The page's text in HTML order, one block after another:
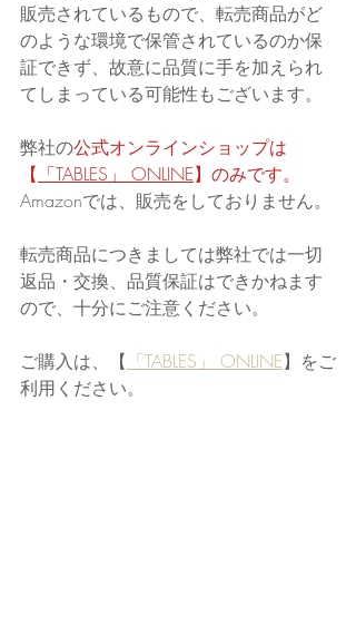
販売されているもので、転売商品がど
のような環境で保管されているのか保
証できず、故意に品質に手を加えられ
てしまっている可能性もございます。
弊社の公式オンラインショップは
【 「TABLES」 ONLINE】のみです。
Amazonでは、販売をしておりません。
転売商品につきましては弊社では一切
返品・交換、品質保証はできかねます
ので、十分にご注意ください。
ご購入は、【 「TABLES」 ONLINE】をご
利用ください。